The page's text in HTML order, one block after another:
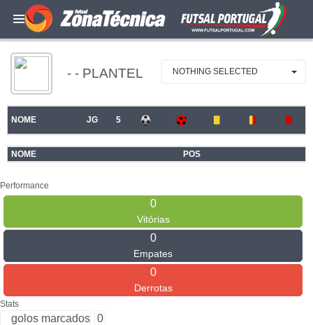
- - PLANTEL NOTHING SELECTED
NOME JG 5
NOME POS
Performance
0
Vitórias
0
Empates
0
Derrotas
Stats
golos marcados 0